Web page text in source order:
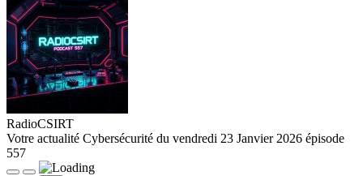
RadioCSIRT
Votre actualité Cybersécurité du vendredi 23 Janvier 2026 épisode
557